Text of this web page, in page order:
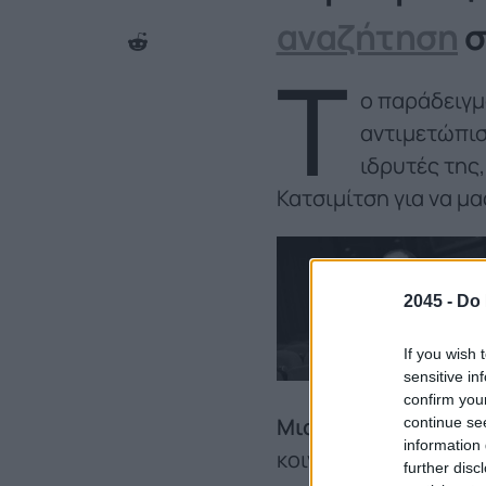
2045 -
If you wish
sensitive
confirm
continue
information
further
αναζήτηση
Τ ο
ιδρυτές
Κατσιμίτση για να
Μια εταιρία είναι
κοινωνικής